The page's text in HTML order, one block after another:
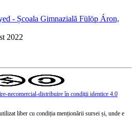
- Școala Gimnazială Fülöp Áron,
2022
necomercial-distribuire în condiţii identice 4.0
liber cu condiția menționării sursei și, unde e